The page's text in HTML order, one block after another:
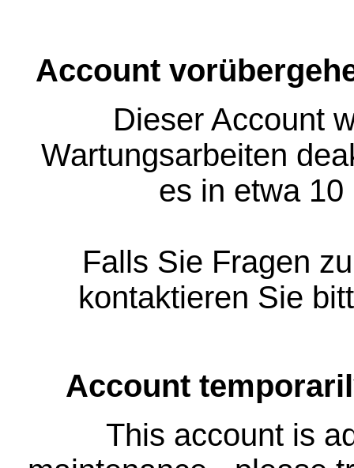
Account
Dieser Account
Wartungsarbeiten
es in etwa
Falls Sie Fragen
kontaktieren Sie
Account
This account is